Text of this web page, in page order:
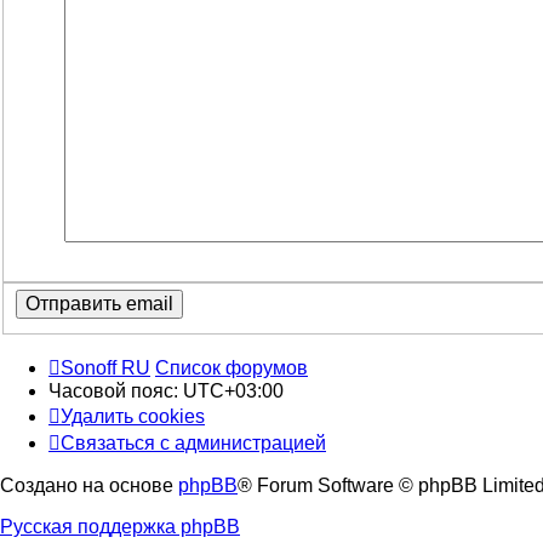
Sonoff RU Список форумов
Часовой пояс: UTC+03:00
Удалить cookies
Связаться с администрацией
Создано на основе phpBB® Forum Software © phpBB
Русская поддержка phpBB